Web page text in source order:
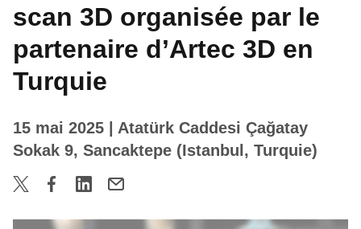
scan 3D organisée par le
partenaire d’Artec 3D en
Turquie
15 mai 2025
| Atatürk Caddesi Çağatay
Sokak 9, Sancaktepe (Istanbul, Turquie)